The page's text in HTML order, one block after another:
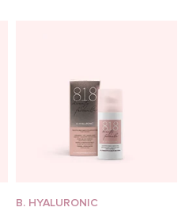
B. HYALURONIC